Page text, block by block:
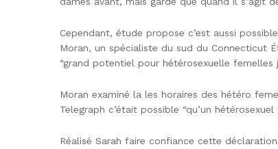
Cependant, étude propose c’est aussi
Moran, un spécialiste du sud du Connecticut
“grand potentiel pour hétérosexuelle femelles
Moran examiné la les horaires des hétéro
Telegraph c’était possible “qu’un
Réalisé Sarah faire confiance cette